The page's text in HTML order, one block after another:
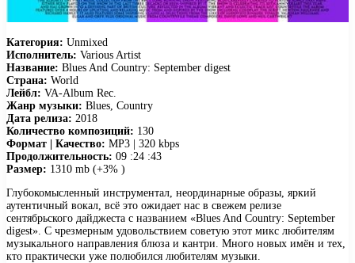
Категория: Unmixed
Исполнитель: Various Artist
Название: Blues And Country: September digest
Страна: World
Лейбл: VA-Album Rec.
Жанр музыки: Blues, Country
Дата релиза: 2018
Количество композиций: 130
Формат | Качество: MP3 | 320 kbps
Продолжительность: 09 :24 :43
Размер: 1310 mb (+3% )
Глубокомысленный инструментал, неординарные образы, яркий
аутентичный вокал, всё это ожидает нас в свежем релизе
сентябрьского дайджеста с названием «Blues And Country: September
digest». С чрезмерным удовольствием советую этот микс любителям
музыкального направления блюза и кантри. Много новых имён и тех,
кто практически уже полюбился любителям музыки.